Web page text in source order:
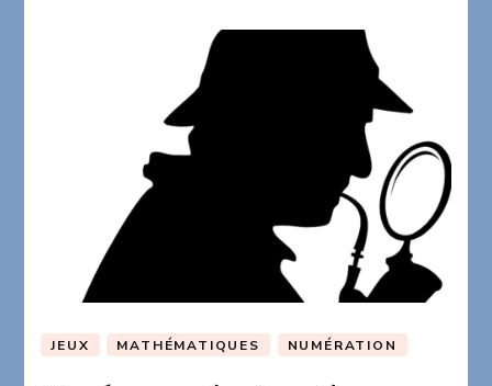
JEUX MATHÉMATIQUES NUMÉRATION